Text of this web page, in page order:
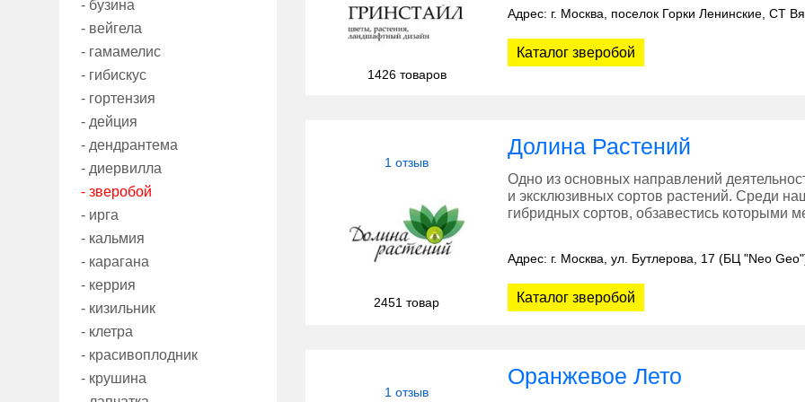
- бузина
- вейгела
- гамамелис
- гибискус
- гортензия
- дейция
- дендрантема
- диервилла
- зверобой
- ирга
- кальмия
- карагана
- керрия
- кизильник
- клетра
- красивоплодник
- крушина
1426 товаров
Адрес: г. Москва, поселок Горки Ленинские, СТ
Каталог зверобой
1 отзыв
2451 товар
Долина Растений
Одно из основных направлений
и эксклюзивных сортов растений. Среди
гибридных сортов, обзавестись которыми
Адрес: г. Москва, ул. Бутлерова, 17 (БЦ "Neo
Каталог зверобой
1 отзыв
Оранжевое Лето